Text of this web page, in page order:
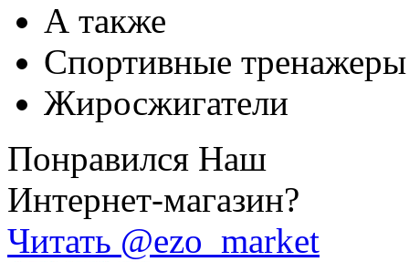
А также
Спортивные тренажеры
Жиросжигатели
Понравился Наш
Интернет-магазин?
Читать @ezo_market